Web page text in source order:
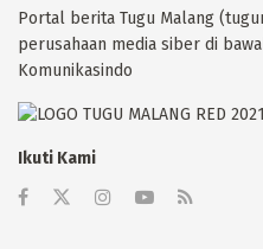
Portal berita Tugu Malang
perusahaan media siber di
Komunikasindo
Ikuti Kami